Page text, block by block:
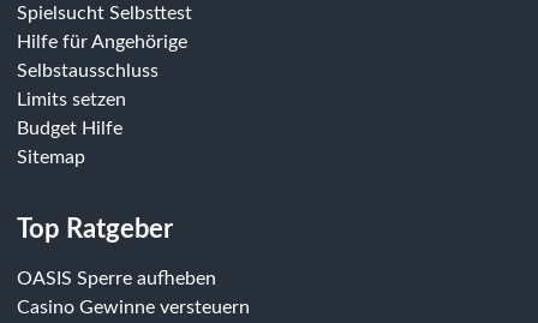
Spielsucht Selbsttest
Hilfe für Angehörige
Selbstausschluss
Limits setzen
Budget Hilfe
Sitemap
Top Ratgeber
OASIS Sperre aufheben
Casino Gewinne versteuern